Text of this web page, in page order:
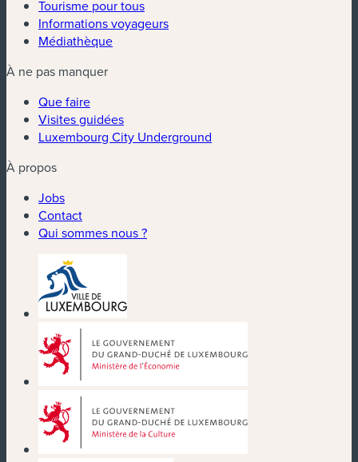
Tourisme pour tous
Informations voyageurs
Médiathèque
À ne pas manquer
Que faire
Visites guidées
Luxembourg City Underground
À propos
Jobs
Contact
Qui sommes nous ?